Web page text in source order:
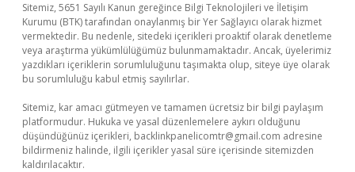
Sitemiz, 5651 Sayılı Kanun gereğince Bilgi Teknolojileri ve İletişim
Kurumu (BTK) tarafından onaylanmış bir Yer Sağlayıcı olarak hizmet
vermektedir. Bu nedenle, sitedeki içerikleri proaktif olarak denetleme
veya araştırma yükümlülüğümüz bulunmamaktadır. Ancak, üyelerimiz
yazdıkları içeriklerin sorumluluğunu taşımakta olup, siteye üye olarak
bu sorumluluğu kabul etmiş sayılırlar.
Sitemiz, kar amacı gütmeyen ve tamamen ücretsiz bir bilgi paylaşım
platformudur. Hukuka ve yasal düzenlemelere aykırı olduğunu
düşündüğünüz içerikleri, backlinkpanelicomtr@gmail.com adresine
bildirmeniz halinde, ilgili içerikler yasal süre içerisinde sitemizden
kaldırılacaktır.